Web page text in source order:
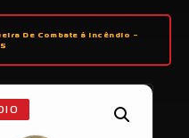
De Combate á Incêndio –